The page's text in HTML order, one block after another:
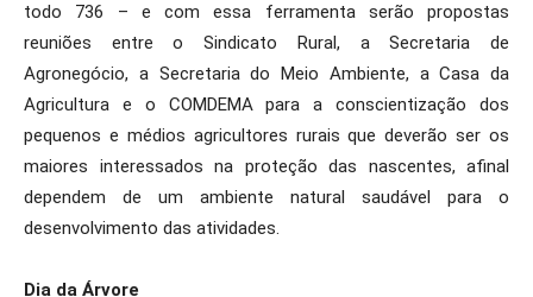
todo 736 – e com essa ferramenta serão propostas
reuniões entre o Sindicato Rural, a Secretaria de
Agronegócio, a Secretaria do Meio Ambiente, a Casa da
Agricultura e o COMDEMA para a conscientização dos
pequenos e médios agricultores rurais que deverão ser os
maiores interessados na proteção das nascentes, afinal
dependem de um ambiente natural saudável para o
desenvolvimento das atividades.
Dia da Árvore